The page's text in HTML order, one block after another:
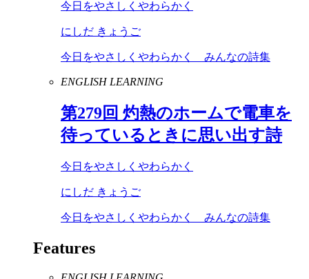
今日をやさしくやわらかく
にしだ きょうご
今日をやさしくやわらかく みんなの詩集
ENGLISH LEARNING
第279回 灼熱のホームで電車を
待っているときに思い出す詩
今日をやさしくやわらかく
にしだ きょうご
今日をやさしくやわらかく みんなの詩集
Features